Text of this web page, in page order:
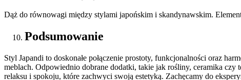
Dąż do równowagi między stylami japońskim i skandynawskim.
Podsumowanie
Styl Japandi to doskonałe połączenie prostoty, funkcjonalności oraz
meblach. Odpowiednio dobrane dodatki, takie jak rośliny, ceramika
relaksu i spokoju, które zachwyci swoją estetyką. Zachęcamy do